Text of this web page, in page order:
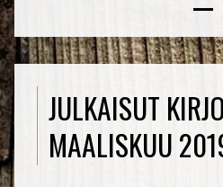
JULKAISUT
MAALISKUU